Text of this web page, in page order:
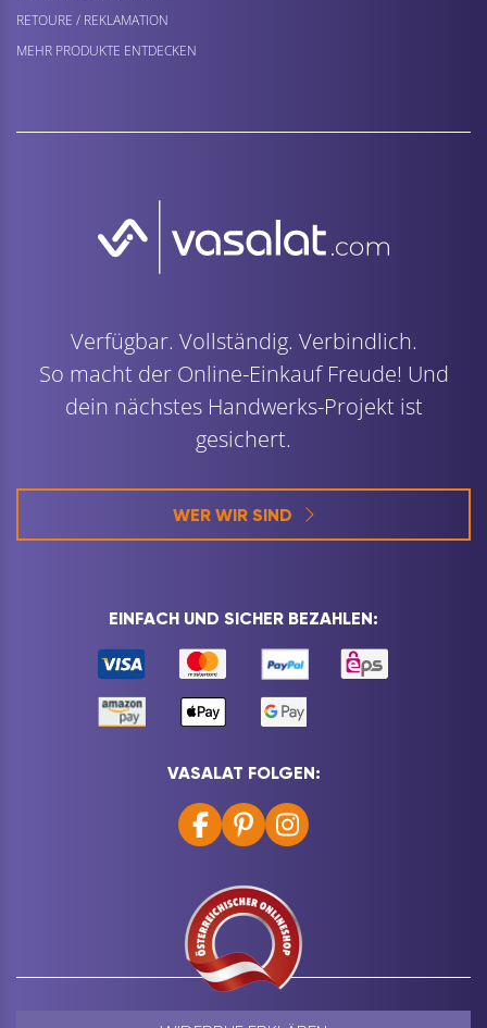
RETOURE / REKLAMATION
MEHR PRODUKTE ENTDECKEN
Verfügbar. Vollständig. Verbindlich.
So macht der Online-Einkauf Freude! Und
dein nächstes Handwerks-Projekt ist
gesichert.
WER WIR SIND
EINFACH UND SICHER BEZAHLEN:
VASALAT FOLGEN: